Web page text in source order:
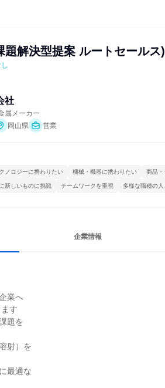
題解決型提案 ルートセールス)
社
属メーカー
岡山県 営業
ノロジーに携わりたい 機械・機器に携わりたい 商品・
新しいものに挑戦 チームワークを重視 多様な職種の
企業情報
業へ
題を
射）を
最適な